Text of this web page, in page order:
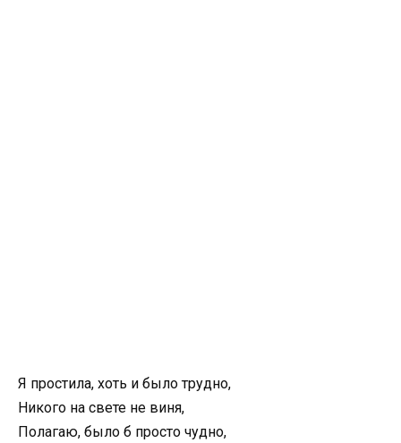
Я простила, хоть и было трудно,
Никого на свете не виня,
Полагаю, было б просто чудно,